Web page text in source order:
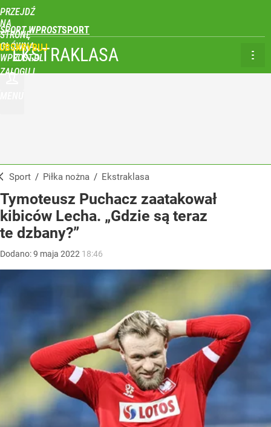
PRZEJDŹ
NA
STRONĘ
GŁÓWNĄ
WPROST.PL
SPORT WPROST
ZALOGUJ
EKSTRAKLASA
Sport / Piłka nożna / Ekstraklasa
Tymoteusz Puchacz zaatakował
kibiców Lecha. „Gdzie są teraz
te dzbany?”
Dodano:9 maja 2022 18:46